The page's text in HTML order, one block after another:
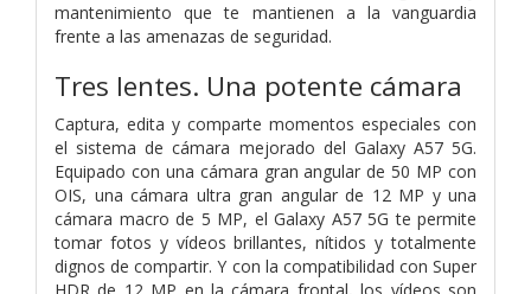
mantenimiento que te mantienen a la vanguardia
frente a las amenazas de seguridad.
Tres lentes. Una potente cámara
Captura, edita y comparte momentos especiales con
el sistema de cámara mejorado del Galaxy A57 5G.
Equipado con una cámara gran angular de 50 MP con
OIS, una cámara ultra gran angular de 12 MP y una
cámara macro de 5 MP, el Galaxy A57 5G te permite
tomar fotos y vídeos brillantes, nítidos y totalmente
dignos de compartir. Y con la compatibilidad con Super
HDR de 12 MP en la cámara frontal, los vídeos son